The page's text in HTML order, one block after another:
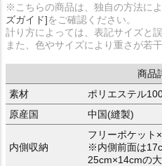
※こちらの商品は、独自の方法に
ズガイド]をご確認ください。
計り方によっては、表記サイズと
また、色やサイズにより重さが若
商品
素材
ポリエステル
原産国
中国(縫製)
内側収納
フリーポケット
※内側前面は
25cm×14cmの